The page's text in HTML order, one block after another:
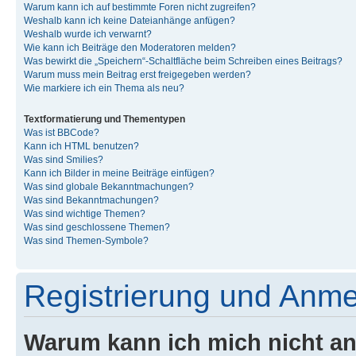
Warum kann ich auf bestimmte Foren nicht zugreifen?
Weshalb kann ich keine Dateianhänge anfügen?
Weshalb wurde ich verwarnt?
Wie kann ich Beiträge den Moderatoren melden?
Was bewirkt die „Speichern“-Schaltfläche beim Schreiben eines Beitrags?
Warum muss mein Beitrag erst freigegeben werden?
Wie markiere ich ein Thema als neu?
Textformatierung und Thementypen
Was ist BBCode?
Kann ich HTML benutzen?
Was sind Smilies?
Kann ich Bilder in meine Beiträge einfügen?
Was sind globale Bekanntmachungen?
Was sind Bekanntmachungen?
Was sind wichtige Themen?
Was sind geschlossene Themen?
Was sind Themen-Symbole?
Registrierung und
Warum kann ich mich nicht